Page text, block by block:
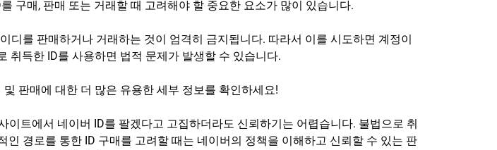
구매, 판매 또는 거래할 때 고려해야 할 중요한 요소가 많이 있습니다.
디를 판매하거나 거래하는 것이 엄격히 금지됩니다. 따라서 이를 시도하면 계정이
취득한 ID를 사용하면 법적 문제가 발생할 수 있습니다.
판매에 대한 더 많은 유용한 세부 정보를 확인하세요!
트에서 네이버 ID를 팔겠다고 고집하더라도 신뢰하기는 어렵습니다. 불법으로 취
경로를 통한 ID 구매를 고려할 때는 네이버의 정책을 이해하고 신뢰할 수 있는 판